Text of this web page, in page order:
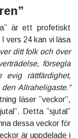
är ett profetiskt
vers 24 kan vi läsa
ditt folk och över
försegla
rättfärdighet,
Allraheligaste.”
läser ”veckor”,
Detta ”sjutal”
dessa veckor för
är uppdelade i